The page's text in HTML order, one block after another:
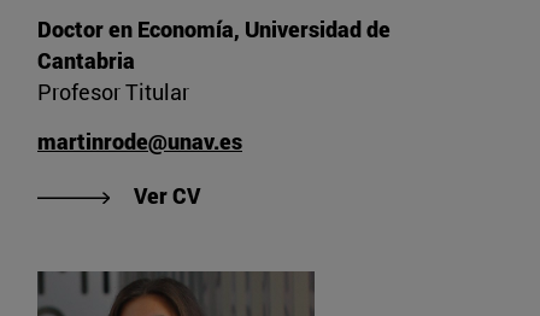
Doctor en Economía, Universidad de
Cantabria
Profesor Titular
martinrode@unav.es
Ver CV"Ver CV de Rode, Martin"